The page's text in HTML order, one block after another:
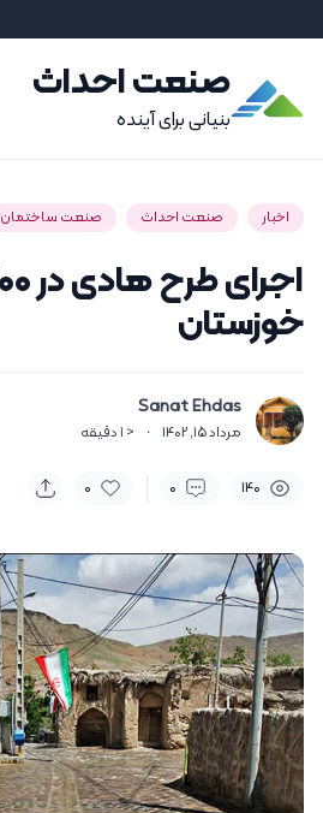
صنعت احداث
بنیانی برای آینده
اخبار صنعت احداث صنعت ساختمان
خوزستان
Sanat Ehdas
مرداد 15, 1402 ·
< 1 دقیقه
140
0
0